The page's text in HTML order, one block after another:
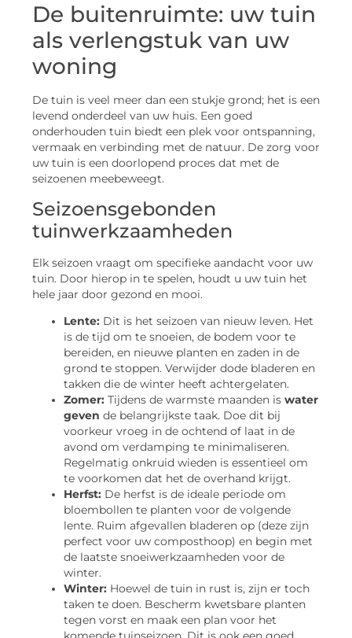
De buitenruimte: uw tuin
als verlengstuk van uw
woning
De tuin is veel meer dan een stukje grond; het is een
levend onderdeel van uw huis. Een goed
onderhouden tuin biedt een plek voor ontspanning,
vermaak en verbinding met de natuur. De zorg voor
uw tuin is een doorlopend proces dat met de
seizoenen meebeweegt.
Seizoensgebonden
tuinwerkzaamheden
Elk seizoen vraagt om specifieke aandacht voor uw
tuin. Door hierop in te spelen, houdt u uw tuin het
hele jaar door gezond en mooi.
Lente: Dit is het seizoen van nieuw leven. Het
is de tijd om te snoeien, de bodem voor te
bereiden, en nieuwe planten en zaden in de
grond te stoppen. Verwijder dode bladeren en
takken die de winter heeft achtergelaten.
Zomer: Tijdens de warmste maanden is water
geven de belangrijkste taak. Doe dit bij
voorkeur vroeg in de ochtend of laat in de
avond om verdamping te minimaliseren.
Regelmatig onkruid wieden is essentieel om
te voorkomen dat het de overhand krijgt.
Herfst: De herfst is de ideale periode om
bloembollen te planten voor de volgende
lente. Ruim afgevallen bladeren op (deze zijn
perfect voor uw composthoop) en begin met
de laatste snoeiwerkzaamheden voor de
winter.
Winter: Hoewel de tuin in rust is, zijn er toch
taken te doen. Bescherm kwetsbare planten
tegen vorst en maak een plan voor het